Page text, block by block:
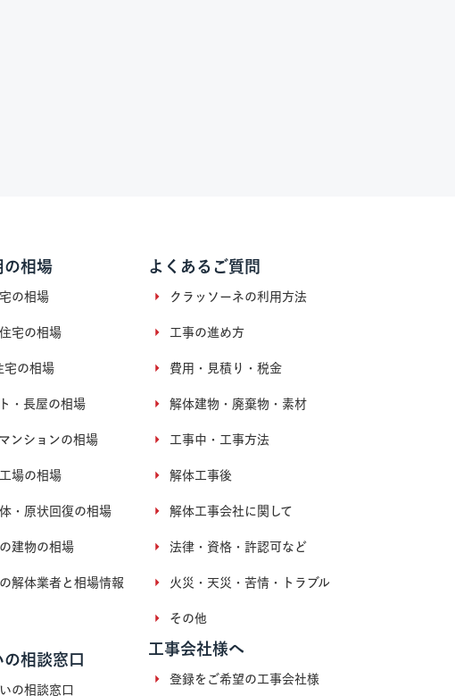
の相場
の相場
宅の相場
宅の相場
・長屋の相場
ンションの相場
場の相場
・原状回復の相場
建物の相場
解体業者と相場情報
の相談窓口
の相談窓口
よくあるご質問
クラッソーネの利用方法
工事の進め方
費用・見積り・税金
解体建物・廃棄物・素材
工事中・工事方法
解体工事後
解体工事会社に関して
法律・資格・許認可など
火災・天災・苦情・トラブル
その他
工事会社様へ
登録をご希望の工事会社様